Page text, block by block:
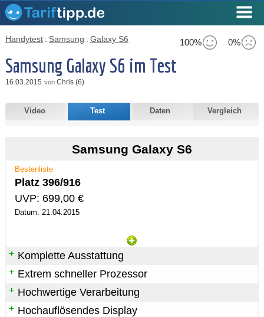
100% 0%
Handytest : Samsung : Galaxy S6
Samsung Galaxy S6 im Test
16.03.2015 von Chris (6)
Video Test Daten Vergleich
Samsung Galaxy S6
Bestenliste
Platz 396/916
UVP: 699,00 €
Datum: 21.04.2015
Komplette Ausstattung
Extrem schneller Prozessor
Hochwertige Verarbeitung
Hochauflösendes Display